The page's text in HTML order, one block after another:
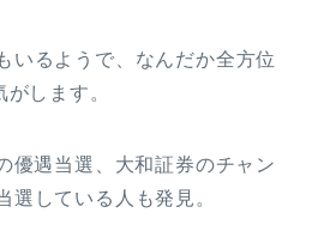
いるようで、なんだか全方位
します。
優遇当選、大和証券のチャン
選している人も発見。